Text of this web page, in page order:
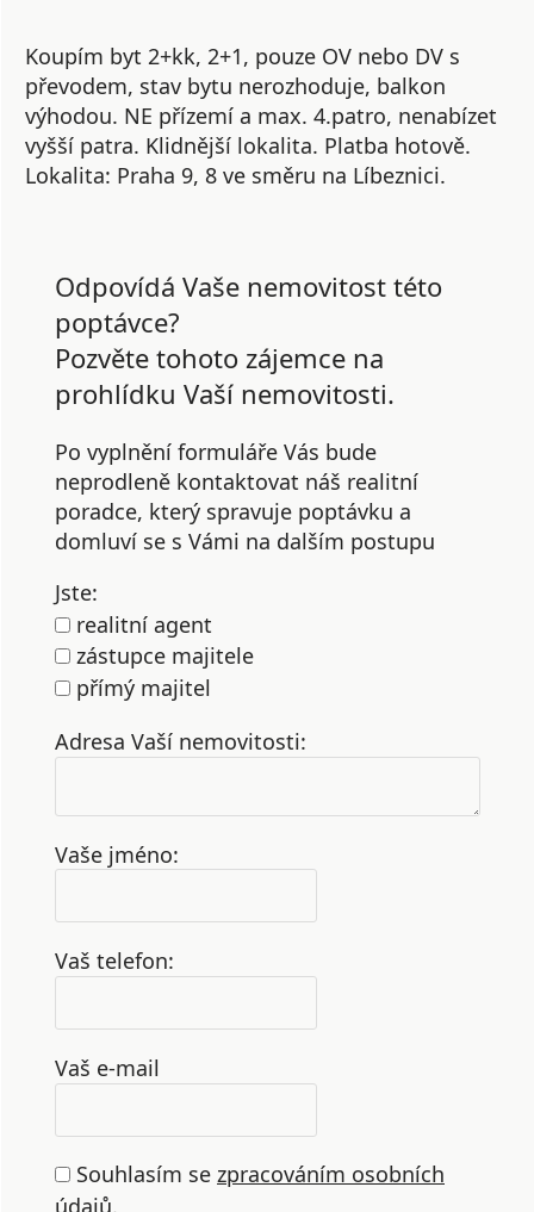
Koupím byt 2+kk, 2+1, pouze OV nebo DV s
převodem, stav bytu nerozhoduje, balkon
výhodou. NE přízemí a max. 4.patro, nenabízet
vyšší patra. Klidnější lokalita. Platba hotově.
Lokalita: Praha 9, 8 ve směru na Líbeznici.
Odpovídá Vaše nemovitost této
poptávce?
Pozvěte tohoto zájemce na
prohlídku Vaší nemovitosti.
Po vyplnění formuláře Vás bude
neprodleně kontaktovat náš realitní
poradce, který spravuje poptávku a
domluví se s Vámi na dalším postupu
Jste:
realitní agent
zástupce majitele
přímý majitel
Adresa Vaší nemovitosti:
Vaše jméno:
Vaš telefon:
Vaš e-mail
Souhlasím se zpracováním osobních
údajů.